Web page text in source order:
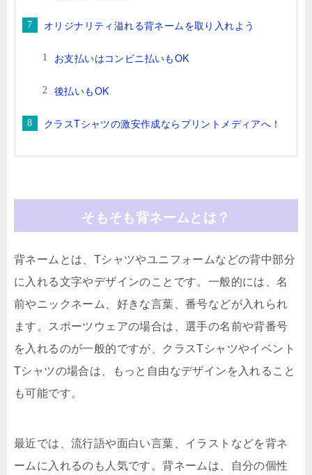
オリジナリティ溢れる背ネームを取り入れよう
お支払いはコンビニ払いもOK
後払いもOK
クラスTシャツの激安作成ならプリントメディアへ！
そもそも背ネームとは？
背ネームとは、Tシャツやユニフォームなどの背中部分
に入れる文字やデザインのことです。一般的には、名
前やニックネーム、好きな言葉、番号などが入れられ
ます。スポーツウェアの場合は、選手の名前や背番号
を入れるのが一般的ですが、クラスTシャツやイベント
Tシャツの場合は、もっと自由なデザインを入れること
も可能です。
最近では、流行語や面白い言葉、イラストなどを背ネ
ームに入れるのも人気です。背ネームは、自分の個性